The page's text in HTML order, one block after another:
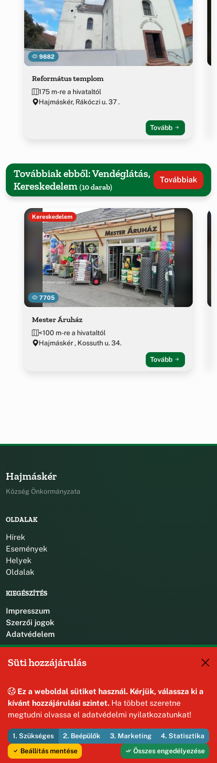
9882
Református templom
175 m-re a hivataltól
Hajmáskér, Rákóczi u. 37 .
Tovább
Továbbiak ebből: Vendéglátás,
Kereskedelem (10 darab)
Továbbiak
7705
Kereskedelem
Mester Áruház
<100 m-re a hivataltól
Hajmáskér , Kossuth u. 34.
Tovább
Hajmáskér
Község Önkormányzata
OLDALAK
Hírek
Események
Helyek
Oldalak
KIEGÉSZÍTÉS
Impresszum
Szerzői jogok
Adatvédelem
8192 Hajmáskér, Kossuth Lajos u. 31.
© 2026 Hajmáskér Község Önkormányzata — Minden jog
fenntartva
Fejleszti és üzemelteti az Útirány
Süti hozzájárulás
Ez a weboldal sütiket használ. Kérjük, válassza ki a
kívánt hozzájárulási szintet. Ha többet szeretne
megtudni olvassa el adatvédelmi nyilatkozatunkat!
1. Szükséges 2. Beépülők 3. Marketing
4. Statisztika
Beállítás mentése
Összes engedélyezése